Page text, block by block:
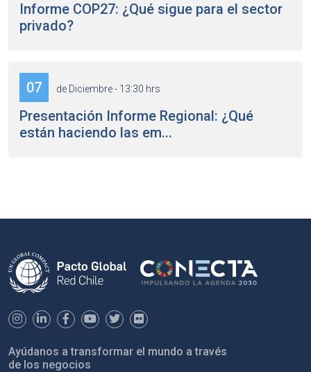
Informe COP27: ¿Qué sigue para el sector
privado?
07 de Diciembre - 13:30 hrs
Presentación Informe Regional: ¿Qué
están haciendo las em...
Ayúdanos a transformar el mundo a través
de los negocios